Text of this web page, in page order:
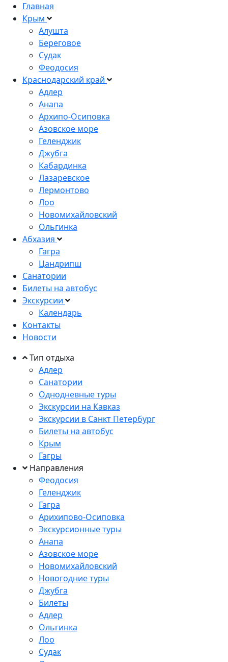
Главная
Крым
Алушта
Береговое
Судак
Феодосия
Краснодарский край
Адлер
Анапа
Архипо-Осиповка
Азовское море
Геленджик
Джубга
Кабардинка
Лазаревское
Лермонтово
Лоо
Новомихайловский
Ольгинка
Абхазия
Гагра
Цандрипш
Санатории
Билеты на автобус
Экскурсии
Календарь
Контакты
Новости
Тип отдыха
Адлер
Санатории
Однодневные туры
Экскурсии на Кавказ
Экскурсии в Санкт Петербург
Билеты на автобус
Крым
Гагры
Направления
Феодосия
Геленджик
Гагра
Арихипово-Осиповка
Экскурсионные туры
Анапа
Азовское море
Новомихайловский
Новогодние туры
Джубга
Билеты
Адлер
Ольгинка
Лоо
Судак